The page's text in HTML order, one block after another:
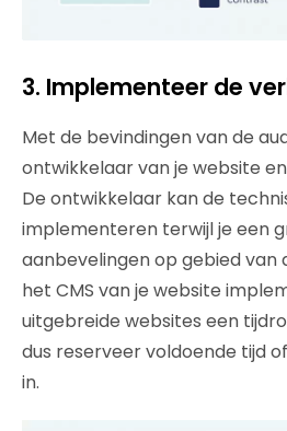
3. Implementeer de
Met de bevindingen van de
ontwikkelaar van je website
De ontwikkelaar kan de
implementeren terwijl je een
aanbevelingen op gebied van
het CMS van je website
uitgebreide websites een
dus reserveer voldoende tijd
in.